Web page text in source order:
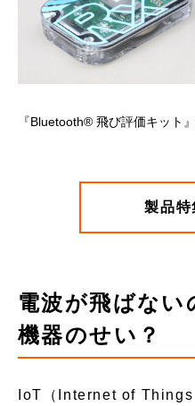
『Bluetooth® 飛び評価キット
製品特
電波が飛ばない
機器のせい？
IoT（Internet of Things